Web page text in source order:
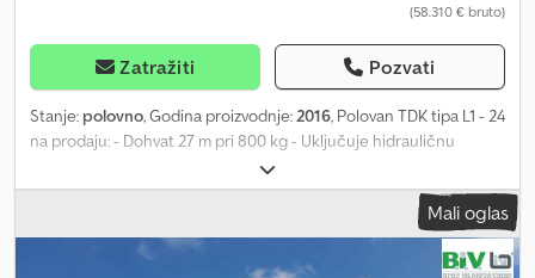
(58.310 € bruto)
Zatražiti Pozvati
Stanje: polovno, Godina proizvodnje: 2016, Polovan TDK tipa L1 - 24
na prodaju: - Dohvat 27 m pri 800 kg - Uključuje hidrauličnu
sklopivu vršnu granu - Visina kuke 19 m - Toranj sa punim zidom -
Stacionaran sa piramidama - Centralni balast A od 3350 kg - 4 x
protivteža C1 po 2400 kg - Radio upravljanje HBC radiomatic
FST510TECHNOS.A - SAL 003 izvršen - SV inspekcija važi do 09-
2024 Dcedpouu S Nqjfx Ahqek L1 24#0003 = Dodatne informacije
Mali oglas